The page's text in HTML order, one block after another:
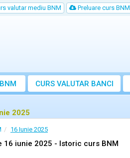
valutar mediu BNM Preluare curs BNM
CURS VALUTAR BANCI
2025
16 Iunie 2025
16 iunie 2025 - Istoric curs BNM